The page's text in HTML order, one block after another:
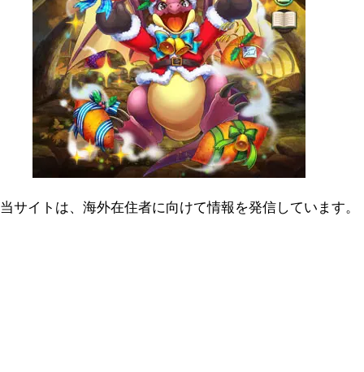
当サイトは、海外在住者に向けて情報を発信しています。